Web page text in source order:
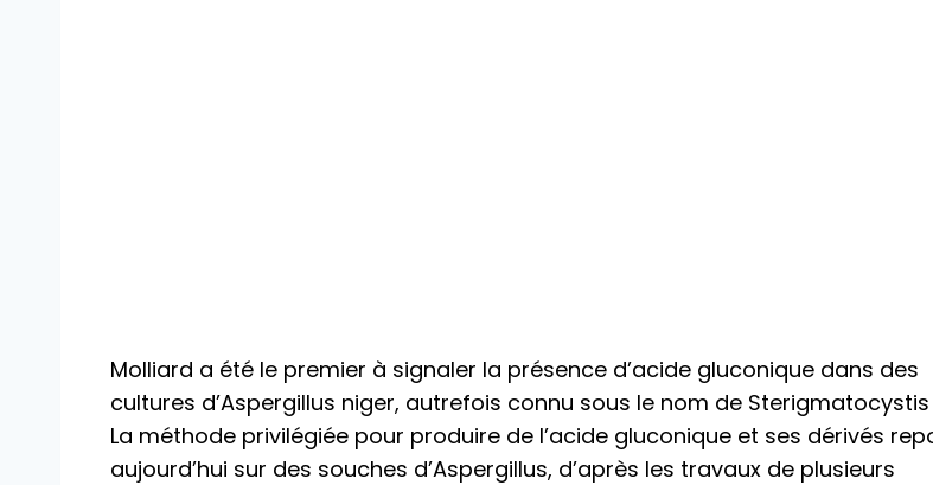
Molliard a été le premier à signaler la présence d’acide gluconique dans des
cultures d’Aspergillus niger, autrefois connu sous le nom de
La méthode privilégiée pour produire de l’acide gluconique et ses dérivés
aujourd’hui sur des souches d’Aspergillus, d’après les travaux de plusieurs